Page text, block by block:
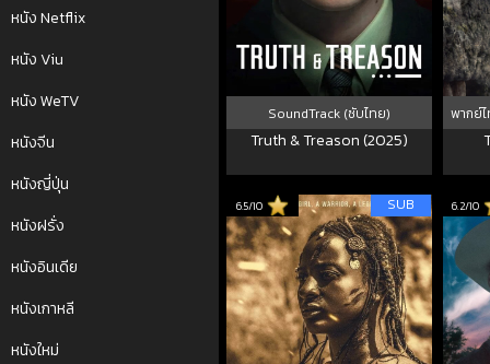
หนัง Netflix
หนัง Viu
หนัง WeTV
หนังจีน
หนังญี่ปุ่น
หนังฝรั่ง
หนังอินเดีย
หนังเกาหลี
หนังใหม่
SoundTrack (ซับไทย)
Truth & Treason (2025)
พากย์
6.5/10 SUB 6.2/10